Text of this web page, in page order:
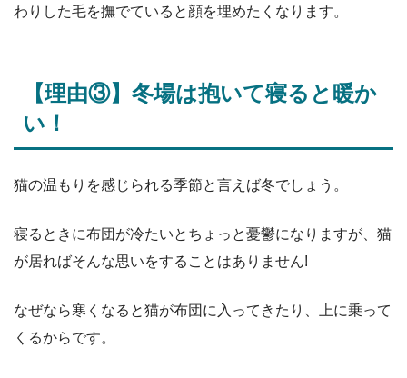
わりした毛を撫でていると顔を埋めたくなります。
【理由③】冬場は抱いて寝ると暖か
い！
猫の温もりを感じられる季節と言えば冬でしょう。
寝るときに布団が冷たいとちょっと憂鬱になりますが、猫
が居ればそんな思いをすることはありません!
なぜなら寒くなると猫が布団に入ってきたり、上に乗って
くるからです。